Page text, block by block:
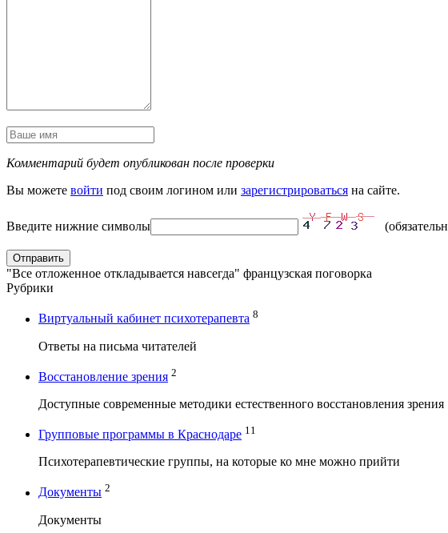
Комментарий будет опубликован после проверки
Вы можете войти под своим логином или зарегистрироваться на сайте.
Введите нижние символы
Отправить
"Все отложенное откладывается навсегда" французская поговорка
Рубрики
Виртуальный кабинет психотерапевта 8
Ответы на письма читателей
Восстановление зрения 2
Доступные современные методики естественного восстановления зрения
Групповые программы в Краснодаре 11
Психотерапевтические группы, на которые ко мне можно прийти
Документы 2
Документы